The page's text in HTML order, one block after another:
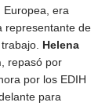
Europea, era
representante de
Helena
, repasó por
por los EDIH
para